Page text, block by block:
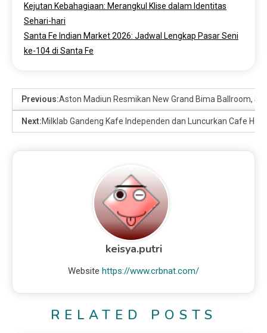
Kejutan Kebahagiaan: Merangkul Klise dalam Identitas
Sehari-hari
Santa Fe Indian Market 2026: Jadwal Lengkap Pasar Seni
ke-104 di Santa Fe
Previous:Aston Madiun Resmikan New Grand Bima Ballroom,
Next:Milklab Gandeng Kafe Independen dan Luncurkan Cafe
keisya.putri
Website https://www.crbnat.com/
RELATED POSTS